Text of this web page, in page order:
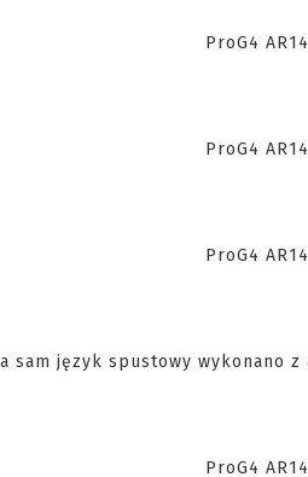
język spustowy wykonano z